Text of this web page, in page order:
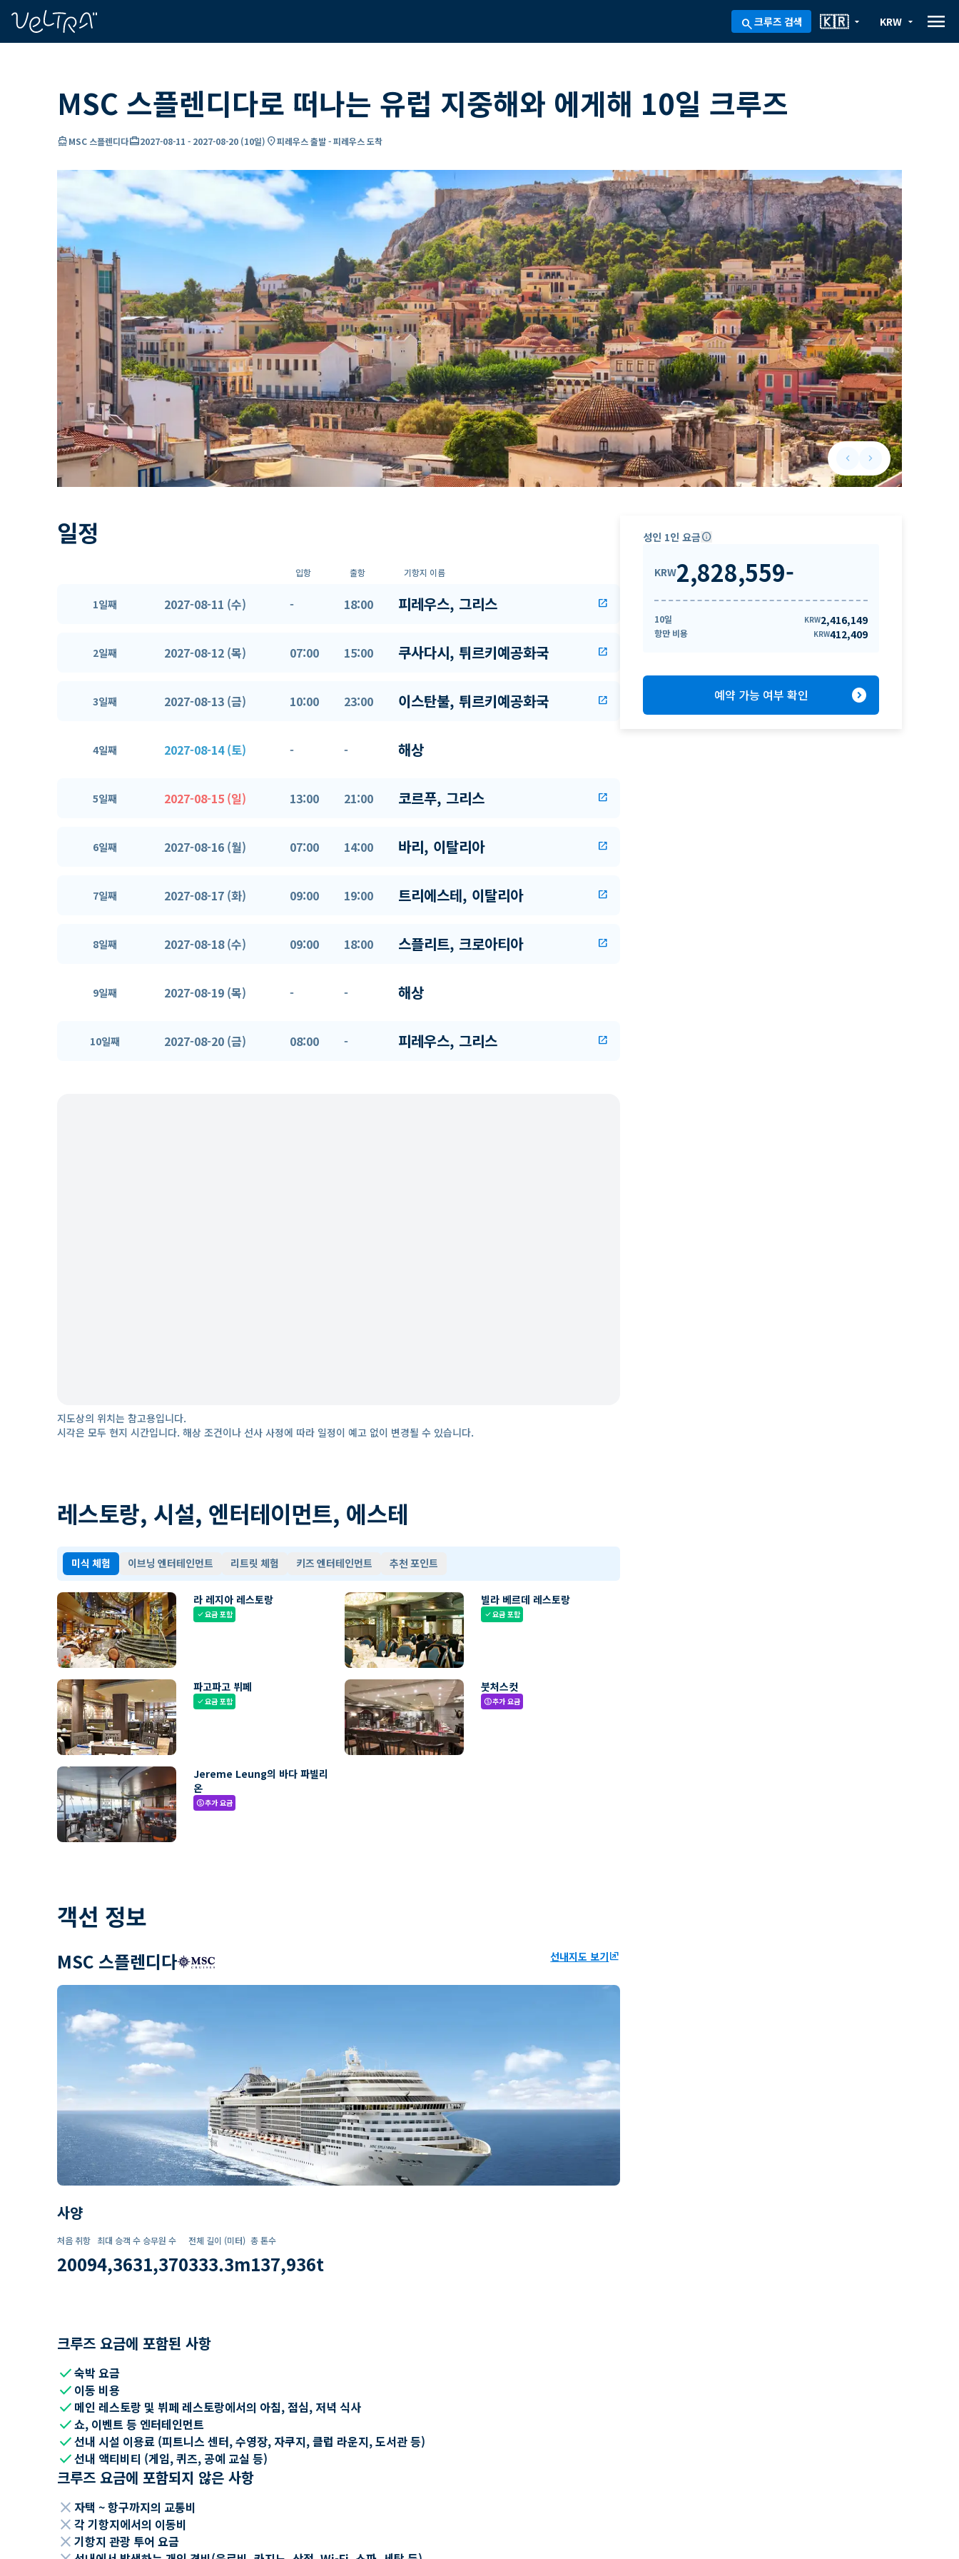
search크루즈 검색 arrow_drop_down
🇰🇷 arrow_drop_down
KRW menu
MSC 스플렌디다로 떠나는 유럽 지중해와 에게해 10일 크루즈
directions_boatMSC 스플렌디다card_travel2027-08-11 - 2027-08-20 (10일) location_on피레우스 출발 - 피레우스 도착
keyboard_arrow_leftPrevious slide
keyboard_arrow_rightNext slide
일정
입항 출항 기항지 이름
1일째 2027-08-11 (수) - 18:00 피레우스, 그리스 open_in_new
2일째 2027-08-12 (목) 07:00 15:00 쿠사다시, 튀르키예공화국 open_in_new
3일째 2027-08-13 (금) 10:00 23:00 이스탄불, 튀르키예공화국 open_in_new
4일째 2027-08-14 (토) - - 해상
5일째 2027-08-15 (일) 13:00 21:00 코르푸, 그리스 open_in_new
6일째 2027-08-16 (월) 07:00 14:00 바리, 이탈리아 open_in_new
7일째 2027-08-17 (화) 09:00 19:00 트리에스테, 이탈리아 open_in_new
8일째 2027-08-18 (수) 09:00 18:00 스플리트, 크로아티아 open_in_new
9일째 2027-08-19 (목) - - 해상
10일째 2027-08-20 (금) 08:00 - 피레우스, 그리스 open_in_new
지도상의 위치는 참고용입니다.
시각은 모두 현지 시간입니다. 해상 조건이나 선사 사정에 따라 일정이 예고 없이 변경될 수 있습니다.
레스토랑, 시설, 엔터테이먼트, 에스테
미식 체험 이브닝 엔터테인먼트 리트릿 체험 키즈 엔터테인먼트 추천 포인트
라 레지아 레스토랑
check요금 포함
빌라 베르데 레스토랑
check요금 포함
파고파고 뷔페
check요금 포함
붓처스컷
paid추가 요금
Jereme Leung의 바다 파빌리
온
paid추가 요금
객선 정보
MSC 스플렌디다 선내지도 보기ungroup
사양
처음 취항
2009
최대 승객 수
4,363
승무원 수
1,370
전체 길이 (미터)
333.3m
총 톤수
137,936t
크루즈 요금에 포함된 사항
check숙박 요금
check 이동 비용
check 메인 레스토랑 및 뷔페 레스토랑에서의 아침, 점심, 저녁 식사
check쇼, 이벤트 등 엔터테인먼트
check선내 시설 이용료 (피트니스 센터, 수영장, 자쿠지, 클럽 라운지, 도서관 등)
check선내 액티비티 (게임, 퀴즈, 공예 교실 등)
크루즈 요금에 포함되지 않은 사항
close 자택 ~ 항구까지의 교통비
close 각 기항지에서의 이동비
close 기항지 관광 투어 요금
성인 1인 요금info
KRW2,828,559-
10일 KRW2,416,149
항만 비용 KRW412,409
예약 가능 여부 확인 expand_circle_right